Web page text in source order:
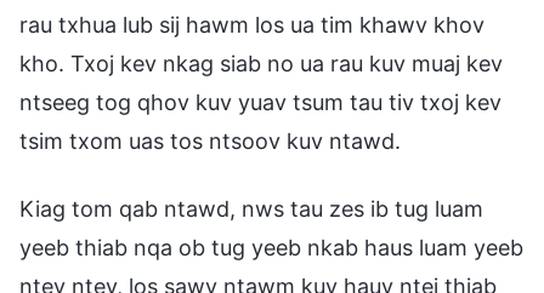
rau txhua lub sij hawm los ua tim khawv khov
kho. Txoj kev nkag siab no ua rau kuv muaj kev
ntseeg tog qhov kuv yuav tsum tau tiv txoj kev
tsim txom uas tos ntsoov kuv ntawd.
Kiag tom qab ntawd, nws tau zes ib tug luam
yeeb thiab nqa ob tug yeeb nkab haus luam yeeb
ntev ntev, los sawv ntawm kuv hauv ntej thiab